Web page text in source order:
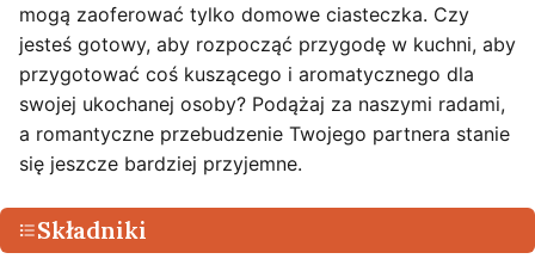
mogą zaoferować tylko domowe ciasteczka. Czy
jesteś gotowy, aby rozpocząć przygodę w kuchni, aby
przygotować coś kuszącego i aromatycznego dla
swojej ukochanej osoby? Podążaj za naszymi radami,
a romantyczne przebudzenie Twojego partnera stanie
się jeszcze bardziej przyjemne.
Składniki